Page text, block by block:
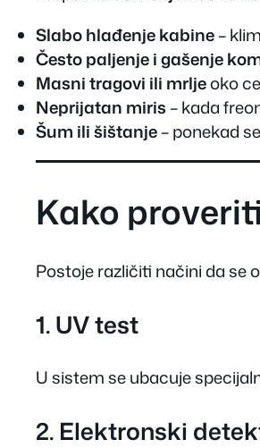
Slabo hlađenje kabine–
Često paljenje i gašenje
Masni tragovi ili mrljeoko
Neprijatan miris – kada
Šum ili šištanje– ponekad
Kako
Postoje različiti načini da se
1. UV test
U sistem se ubacuje
2. Elektronski